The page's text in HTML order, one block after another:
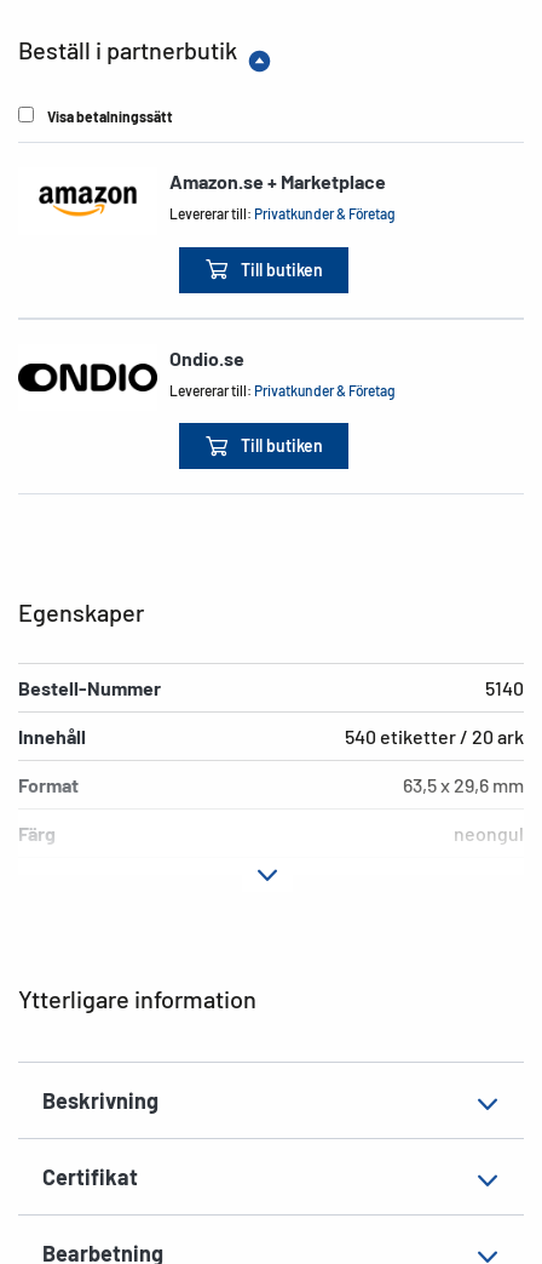
Beställ i partnerbutik
Visa betalningssätt
Amazon.se + Marketplace
Levererar till:Privatkunder & Företag
Till butiken
Ondio.se
Levererar till:Privatkunder & Företag
Till butiken
Ytterligare information
Beskrivning
Certifikat
Bearbetning
Egenskaper
Bestell-Nummer 5140
Innehåll 540 etiketter / 20 ark
Format 63,5 x 29,6 mm
Färg neongul